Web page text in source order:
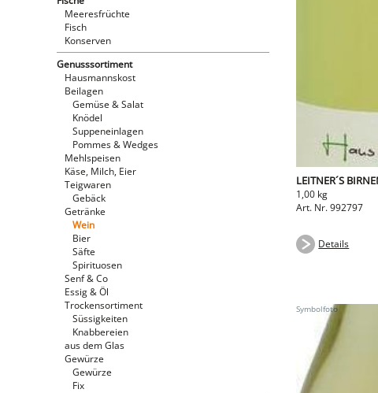
Meeresfrüchte
Fisch
Konserven
Genusssortiment
Hausmannskost
Beilagen
Gemüse & Salat
Knödel
Suppeneinlagen
Pommes & Wedges
Mehlspeisen
Käse, Milch, Eier
Teigwaren
Gebäck
Getränke
Wein
Bier
Säfte
Spirituosen
Senf & Co
Essig & Öl
Trockensortiment
Süssigkeiten
Knabbereien
aus dem Glas
Gewürze
Gewürze
Fix
LEITNER´S
1,00 kg
Art. Nr. 992797
Details